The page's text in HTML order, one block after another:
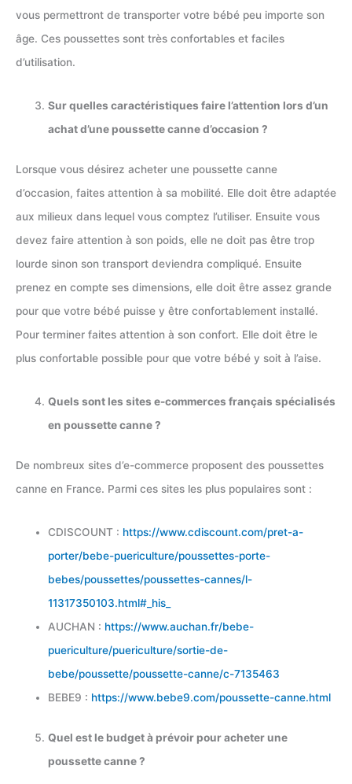
vous permettront de transporter votre bébé peu importe son
âge. Ces poussettes sont très confortables et faciles
d’utilisation.
Sur quelles caractéristiques faire l’attention lors d’un
achat d’une poussette canne d’occasion ?
Lorsque vous désirez acheter une poussette canne
d’occasion, faites attention à sa mobilité. Elle doit être adaptée
aux milieux dans lequel vous comptez l’utiliser. Ensuite vous
devez faire attention à son poids, elle ne doit pas être trop
lourde sinon son transport deviendra compliqué. Ensuite
prenez en compte ses dimensions, elle doit être assez grande
pour que votre bébé puisse y être confortablement installé.
Pour terminer faites attention à son confort. Elle doit être le
plus confortable possible pour que votre bébé y soit à l’aise.
Quels sont les sites e-commerces français spécialisés
en poussette canne ?
De nombreux sites d’e-commerce proposent des poussettes
canne en France. Parmi ces sites les plus populaires sont :
CDISCOUNT : https://www.cdiscount.com/pret-a-
porter/bebe-puericulture/poussettes-porte-
bebes/poussettes/poussettes-cannes/l-
11317350103.html#_his_
AUCHAN : https://www.auchan.fr/bebe-
puericulture/puericulture/sortie-de-
bebe/poussette/poussette-canne/c-7135463
BEBE9 : https://www.bebe9.com/poussette-canne.html
Quel est le budget à prévoir pour acheter une
poussette canne ?